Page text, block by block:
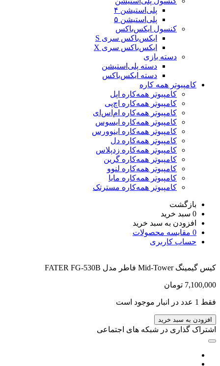
پلی‌استیشن ۴
پلی‌استیشن ۵
کنسول ایکس‌باکس
ایکس‌باکس سری S
ایکس‌باکس سری X
دسته بازی
دسته پلی‌استیشن
دسته ایکس‌باکس
کامپیوتر همه کاره
کامپیوتر همه‌کاره اپل
کامپیوتر همه‌کاره اچ‌پی
کامپیوتر همه‌کاره ام‌اس‌ای
کامپیوتر همه‌کاره ایسوس
کامپیوتر همه‌کاره اینوورس
کامپیوتر همه‌کاره دل
کامپیوتر همه‌کاره زدپلاس
کامپیوتر همه‌کاره گرین
کامپیوتر همه‌کاره لنوو
کامپیوتر همه‌کاره مایا
کامپیوتر همه‌کاره مسترتک
بازگشت
0 سبد خرید
افزودن به سبد خرید
0 مقایسه محصولات
حساب کاربری
کیس گیمینگ Mid-Tower فاطر مدل FATER FG-530B
7,100,000 تومان
فقط 1 عدد در انبار موجود است
افزودن به سبد خرید
اشتراک گذاری در شبکه های اجتماعی